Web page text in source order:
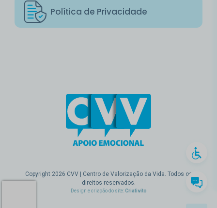
Política de Privacidade
Copyright 2026 CVV | Centro de Valorização da Vida. Todos os
direitos reservados.
Design e criação do site:Criativito